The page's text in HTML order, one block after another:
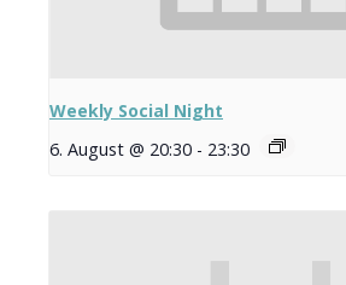
Weekly Social Night
6. August @ 20:30 - 23:30